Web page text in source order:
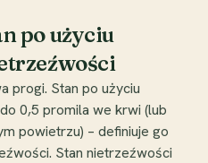
po użyciu
progi. Stan po użyciu
0,5 promila we krwi (lub
powietrzu) – definiuje go
Stan nietrzeźwości